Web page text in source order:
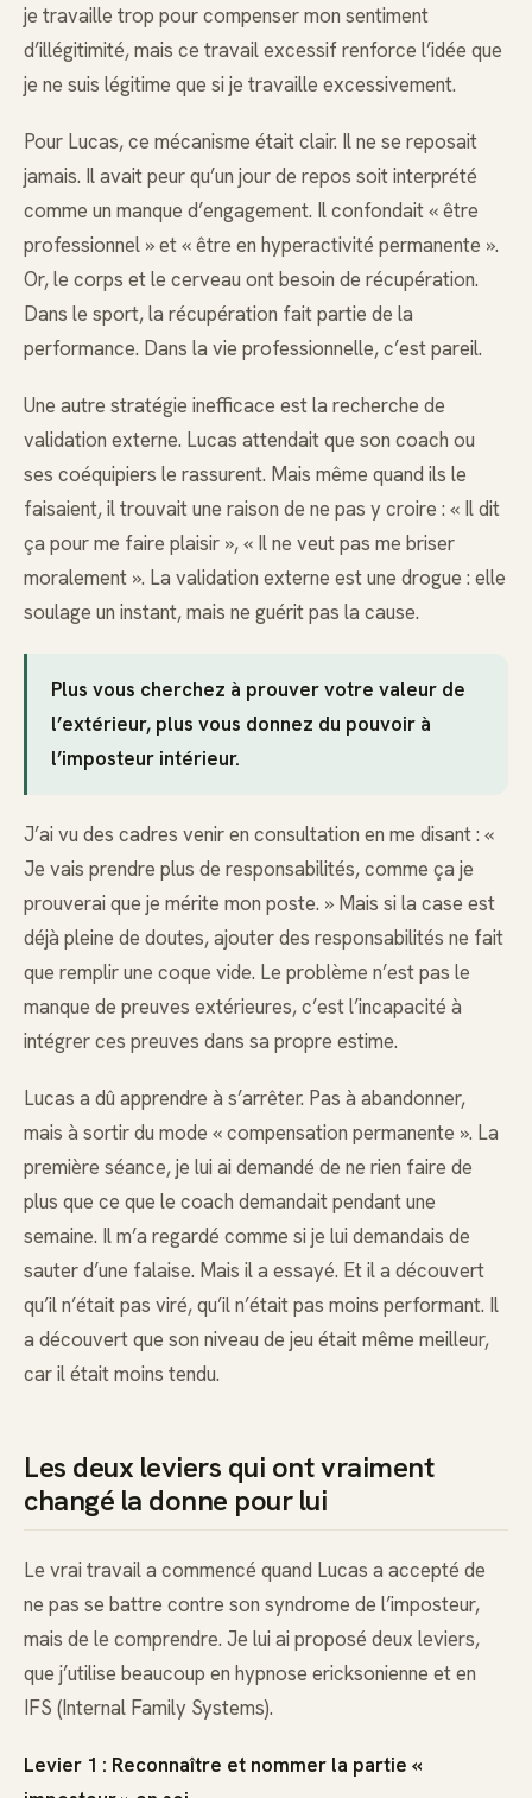
je travaille trop pour compenser mon sentiment
d’illégitimité, mais ce travail excessif renforce l’idée que
je ne suis légitime que si je travaille excessivement.
Pour Lucas, ce mécanisme était clair. Il ne se reposait
jamais. Il avait peur qu’un jour de repos soit interprété
comme un manque d’engagement. Il confondait « être
professionnel » et « être en hyperactivité permanente ».
Or, le corps et le cerveau ont besoin de récupération.
Dans le sport, la récupération fait partie de la
performance. Dans la vie professionnelle, c’est pareil.
Une autre stratégie inefficace est la recherche de
validation externe. Lucas attendait que son coach ou
ses coéquipiers le rassurent. Mais même quand ils le
faisaient, il trouvait une raison de ne pas y croire : « Il dit
ça pour me faire plaisir », « Il ne veut pas me briser
moralement ». La validation externe est une drogue : elle
soulage un instant, mais ne guérit pas la cause.
Plus vous cherchez à prouver votre valeur de
l’extérieur, plus vous donnez du pouvoir à
l’imposteur intérieur.
J’ai vu des cadres venir en consultation en me disant : «
Je vais prendre plus de responsabilités, comme ça je
prouverai que je mérite mon poste. » Mais si la case est
déjà pleine de doutes, ajouter des responsabilités ne fait
que remplir une coque vide. Le problème n’est pas le
manque de preuves extérieures, c’est l’incapacité à
intégrer ces preuves dans sa propre estime.
Lucas a dû apprendre à s’arrêter. Pas à abandonner,
mais à sortir du mode « compensation permanente ». La
première séance, je lui ai demandé de ne rien faire de
plus que ce que le coach demandait pendant une
semaine. Il m’a regardé comme si je lui demandais de
sauter d’une falaise. Mais il a essayé. Et il a découvert
qu’il n’était pas viré, qu’il n’était pas moins performant. Il
a découvert que son niveau de jeu était même meilleur,
car il était moins tendu.
Les deux leviers qui ont vraiment
changé la donne pour lui
Le vrai travail a commencé quand Lucas a accepté de
ne pas se battre contre son syndrome de l’imposteur,
mais de le comprendre. Je lui ai proposé deux leviers,
que j’utilise beaucoup en hypnose ericksonienne et en
IFS (Internal Family Systems).
Levier 1 : Reconnaître et nommer la partie «